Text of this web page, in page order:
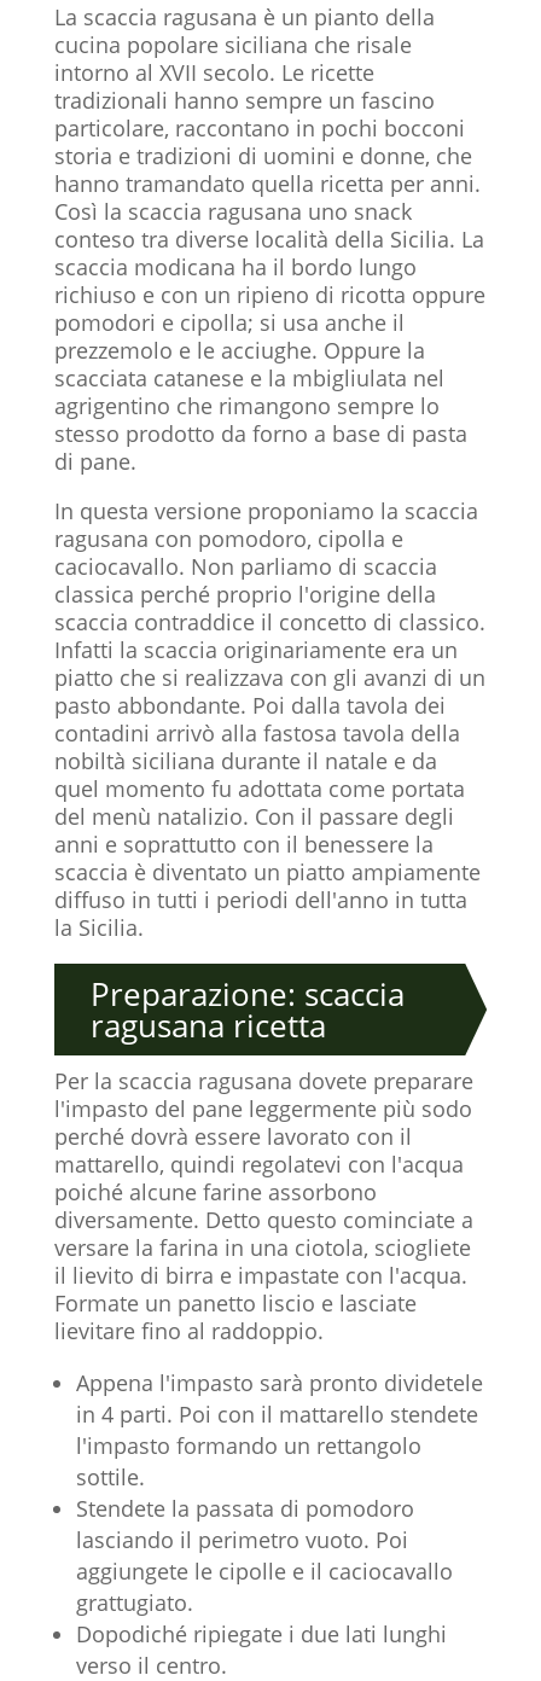
La scaccia ragusana è un pianto della
cucina popolare siciliana che risale
intorno al XVII secolo. Le ricette
tradizionali hanno sempre un fascino
particolare, raccontano in pochi bocconi
storia e tradizioni di uomini e donne, che
hanno tramandato quella ricetta per anni.
Così la scaccia ragusana uno snack
conteso tra diverse località della Sicilia. La
scaccia modicana ha il bordo lungo
richiuso e con un ripieno di ricotta oppure
pomodori e cipolla; si usa anche il
prezzemolo e le acciughe. Oppure la
scacciata catanese e la mbigliulata nel
agrigentino che rimangono sempre lo
stesso prodotto da forno a base di pasta
di pane.
In questa versione proponiamo la scaccia
ragusana con pomodoro, cipolla e
caciocavallo. Non parliamo di scaccia
classica perché proprio l'origine della
scaccia contraddice il concetto di classico.
Infatti la scaccia originariamente era un
piatto che si realizzava con gli avanzi di un
pasto abbondante. Poi dalla tavola dei
contadini arrivò alla fastosa tavola della
nobiltà siciliana durante il natale e da
quel momento fu adottata come portata
del menù natalizio. Con il passare degli
anni e soprattutto con il benessere la
scaccia è diventato un piatto ampiamente
diffuso in tutti i periodi dell'anno in tutta
la Sicilia.
Preparazione: scaccia
ragusana ricetta
Per la scaccia ragusana dovete preparare
l'impasto del pane leggermente più sodo
perché dovrà essere lavorato con il
mattarello, quindi regolatevi con l'acqua
poiché alcune farine assorbono
diversamente. Detto questo cominciate a
versare la farina in una ciotola, sciogliete
il lievito di birra e impastate con l'acqua.
Formate un panetto liscio e lasciate
lievitare fino al raddoppio.
Appena l'impasto sarà pronto dividetele
in 4 parti. Poi con il mattarello stendete
l'impasto formando un rettangolo
sottile.
Stendete la passata di pomodoro
lasciando il perimetro vuoto. Poi
aggiungete le cipolle e il caciocavallo
grattugiato.
Dopodiché ripiegate i due lati lunghi
verso il centro.